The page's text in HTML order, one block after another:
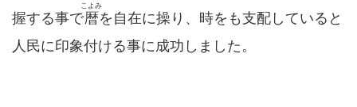
握する事で暦
こよみ
を自在に操り、時をも支配していると
人民に印象付ける事に成功しました。